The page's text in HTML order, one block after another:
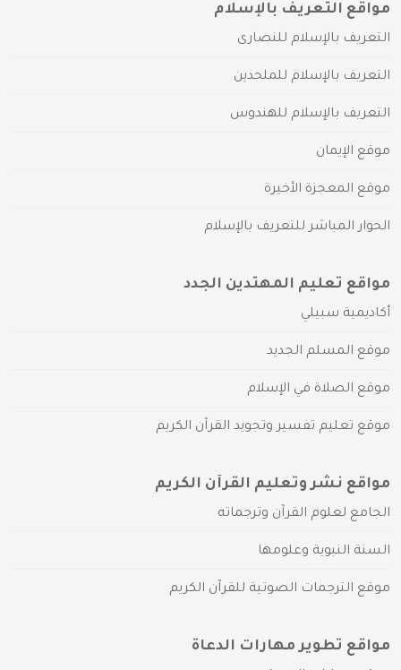
مواقع التعريف بالإسلام
التعريف بالإسلام للنصارى
التعريف بالإسلام للملحدين
التعريف بالإسلام للهندوس
موقع الإيمان
موقع المعجزة الأخيرة
الحوار المباشر للتعريف بالإسلام
مواقع تعليم المهتدين الجدد
أكاديمية سبيلي
موقع المسلم الجديد
موقع الصلاة في الإسلام
موقع تعليم تفسير وتجويد القرآن الكريم
مواقع نشر وتعليم القرآن الكريم
الجامع لعلوم القرآن وترجماته
السنة النبوية وعلومها
موقع الترجمات الصوتية للقرآن الكريم
مواقع تطوير مهارات الدعاة